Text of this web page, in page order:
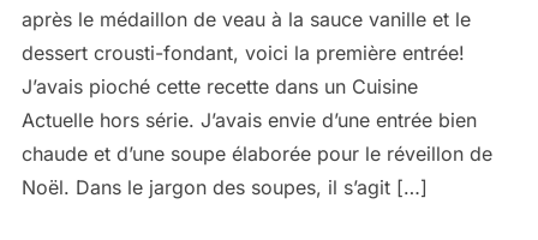
après le médaillon de veau à la sauce vanille et le
dessert crousti-fondant, voici la première entrée!
J’avais pioché cette recette dans un Cuisine
Actuelle hors série. J’avais envie d’une entrée bien
chaude et d’une soupe élaborée pour le réveillon de
Noël. Dans le jargon des soupes, il s’agit […]